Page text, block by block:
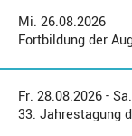
Mi. 26.08.2026
Fortbildung der
Fr. 28.08.2026 -
33. Jahrestagung